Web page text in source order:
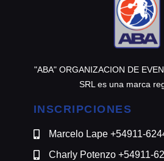
"ABA" ORGANIZACION DE
SRL es una marca
INSCRIPCIONES
Marcelo Lape +54911-
Charly Potenzo +54911-